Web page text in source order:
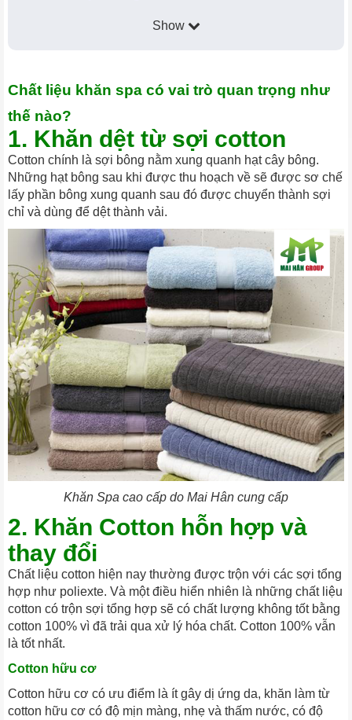
Show
Chất liệu khăn spa có vai trò quan trọng như
thế nào?
1. Khăn dệt từ sợi cotton
Cotton chính là sợi bông nằm xung quanh hạt cây bông.
Những hạt bông sau khi được thu hoạch về sẽ được sơ chế
lấy phần bông xung quanh sau đó được chuyển thành sợi
chỉ và dùng để dệt thành vải.
Khăn Spa cao cấp do Mai Hân cung cấp
2. Khăn Cotton hỗn hợp và
thay đổi
Chất liệu cotton hiện nay thường được trộn với các sợi tổng
hợp như poliexte. Và một điều hiển nhiên là những chất liệu
cotton có trộn sợi tổng hợp sẽ có chất lượng không tốt bằng
cotton 100% vì đã trải qua xử lý hóa chất. Cotton 100% vẫn
là tốt nhất.
Cotton hữu cơ
Cotton hữu cơ có ưu điểm là ít gây dị ứng da, khăn làm từ
cotton hữu cơ có độ mịn màng, nhẹ và thấm nước, có độ